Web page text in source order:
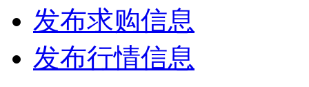
发布求购信息
发布行情信息